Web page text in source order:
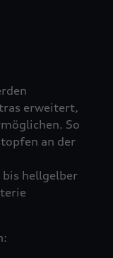
erweitert,
So
an der
bis hellgelber